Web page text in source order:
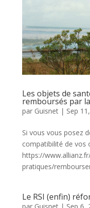
Les objets de
remboursés par
par Guisnet| Sep
Si vous vous posez
compatibilité de vos
https://
pratiques/
Le RSI (enfin)